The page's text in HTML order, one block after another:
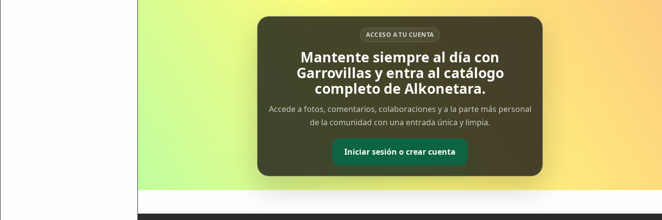
cuando los...
ACCESO A TU CUENTA
Mantente siempre al día con
Garrovillas y entra al catálogo
completo de Alkonetara.
Accede a fotos, comentarios, colaboraciones y a la parte más personal
de la comunidad con una entrada única y limpia.
Iniciar sesión o crear cuenta